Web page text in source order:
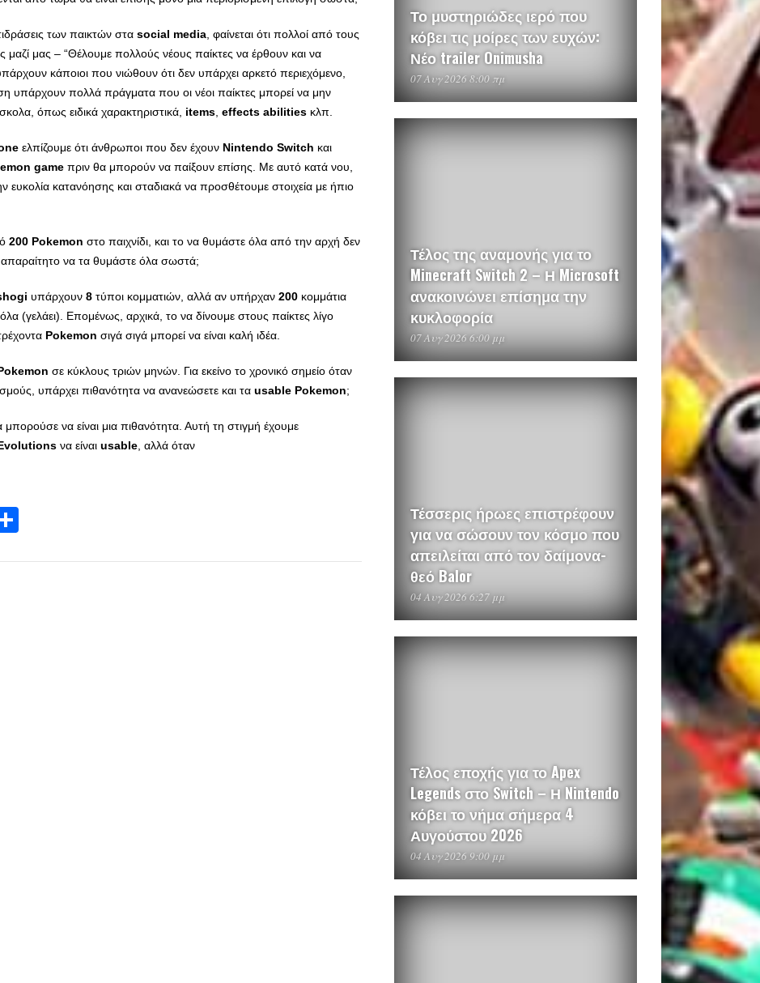
των παικτών στα social media , φαίνεται ότι πολλοί από τους
μαζί μας – “Θέλουμε πολλούς νέους παίκτες να έρθουν και να
κάποιοι που νιώθουν ότι δεν υπάρχει αρκετό περιεχόμενο,
υπάρχουν πολλά πράγματα που οι νέοι παίκτες μπορεί να μην
όπως ειδικά χαρακτηριστικά, items effects abilities κλπ.
ελπίζουμε ότι άνθρωποι που δεν έχουν Nintendo Switch και
game πριν θα μπορούν να παίξουν επίσης. Με αυτό κατά νου,
κατανόησης και σταδιακά να προσθέτουμε στοιχεία με ήπιο
200 Pokemon στο παιχνίδι, και το να θυμάστε όλα από την αρχή δεν
απαραίτητο να τα θυμάστε όλα σωστά;
υπάρχουν 8 τύποι κομματιών, αλλά αν υπήρχαν 200 κομμάτια
(γελάει). Επομένως, αρχικά, το να δίνουμε στους παίκτες λίγο
Pokemon σιγά σιγά μπορεί να είναι καλή ιδέα.
σε κύκλους τριών μηνών. Για εκείνο το χρονικό σημείο όταν
υπάρχει πιθανότητα να ανανεώσετε και τα usable Pokemon;
μπορούσε να είναι μια πιθανότητα. Αυτή τη στιγμή έχουμε
να είναι usable , αλλά όταν
Το μυστηριώδες ιερό που
κόβει τις μοίρες των ευχών:
Νέο trailer Onimusha
07 Αυγ 2026 8:00 πμ
Τέλος της αναμονής για το
Minecraft Switch 2 – Η Microsoft
ανακοινώνει επίσημα την
κυκλοφορία
07 Αυγ 2026 6:00 μμ
Τέσσερις ήρωες επιστρέφουν
για να σώσουν τον κόσμο που
απειλείται από τον δαίμονα-
θεό Balor
04 Αυγ 2026 6:27 μμ
Τέλος εποχής για το Apex
Legends στο Switch – Η Nintendo
κόβει το νήμα σήμερα 4
Αυγούστου 2026
04 Αυγ 2026 9:00 μμ